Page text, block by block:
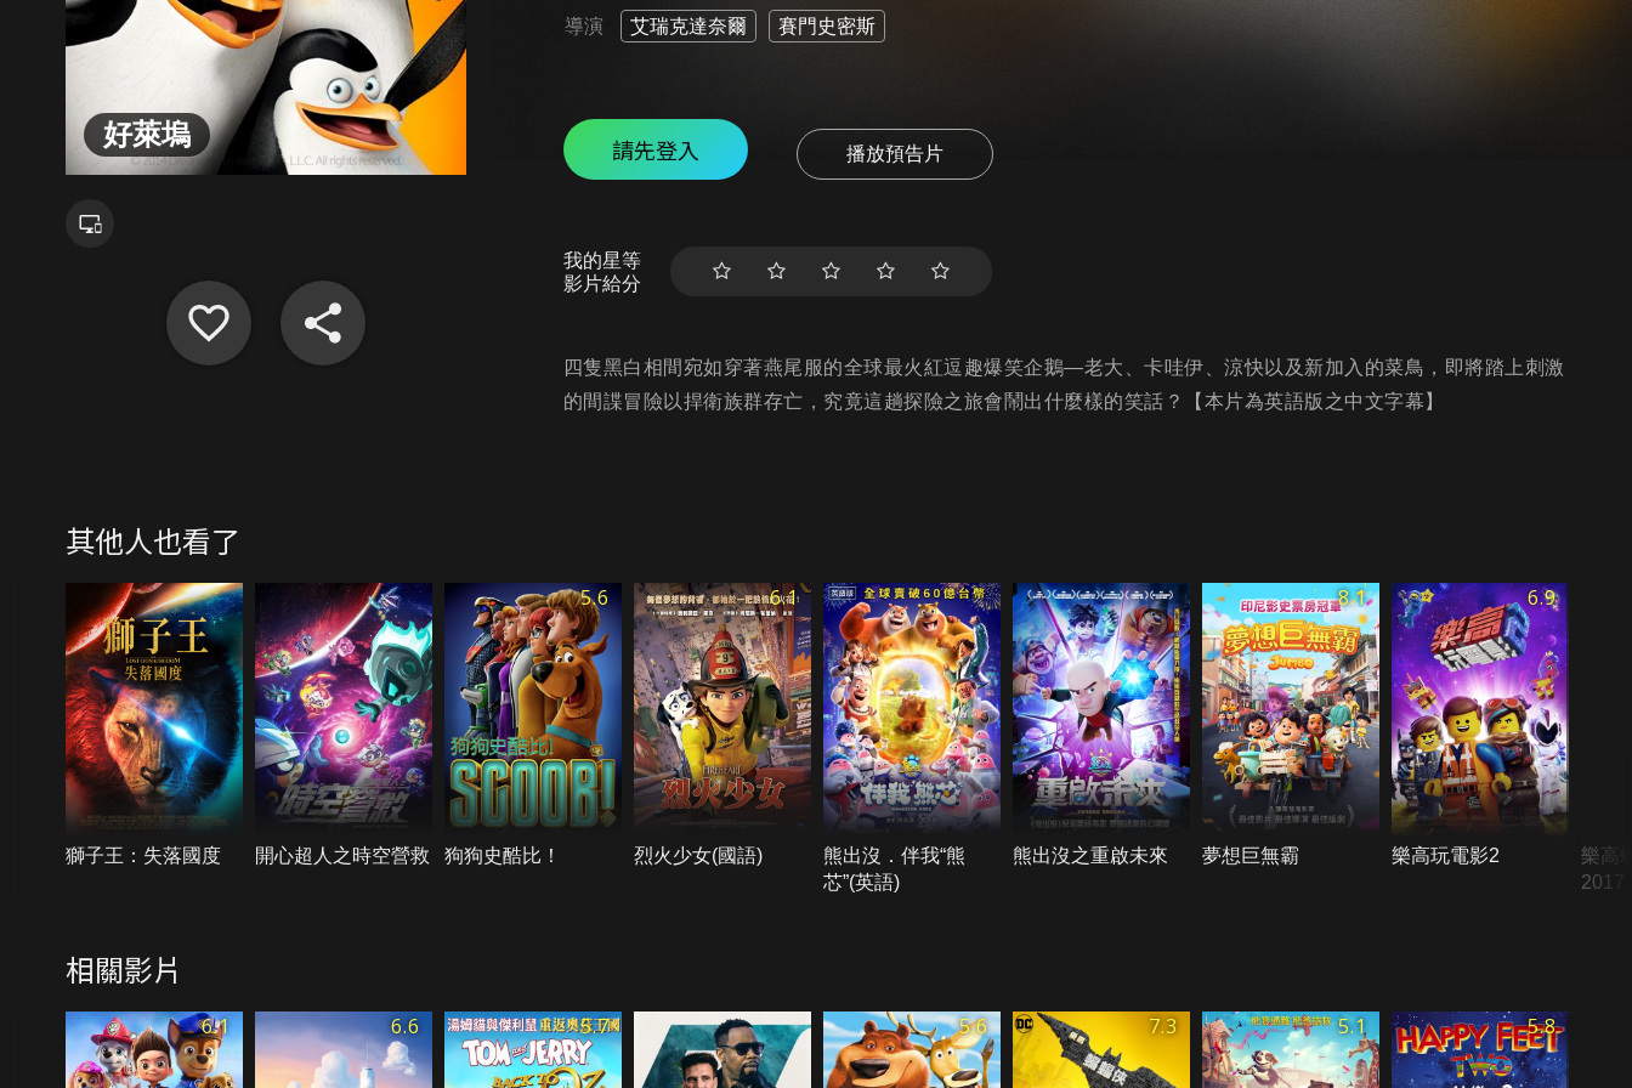
好萊塢
導演 艾瑞克達奈爾 賽門史密斯
請先登入 播放預告片
我的星等
影片給分
四隻黑白相間宛如穿著燕尾服的全球最火紅逗趣爆笑企鵝—老大、卡哇伊、涼快以及新加入的菜鳥，即將踏上刺激
的間諜冒險以捍衛族群存亡，究竟這趟探險之旅會鬧出什麼樣的笑話？【本片為英語版之中文字幕】
其他人也看了
獅子王：失落國度 開心超人之時空營救
5.6
狗狗史酷比！
6.1
烈火少女(國語)
熊出沒．伴我“熊
芯”(英語)
熊出沒之重啟未來
8.1
夢想巨無霸
6.9
樂高玩電影2
樂高
2017
相關影片
6.1 6.6 5.7 5.6 7.3 5.1 5.8